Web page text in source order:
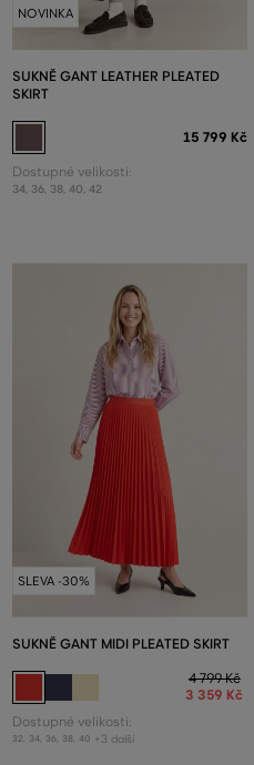
NOVINKA
SUKNĚ GANT LEATHER PLEATED
SKIRT
15 799 Kč
Dostupné velikosti:
34, 36, 38, 40, 42
SLEVA -30%
SUKNĚ GANT MIDI PLEATED SKIRT
4 799 Kč
3 359 Kč
Dostupné velikosti:
32 34 36 38 40 +3 další